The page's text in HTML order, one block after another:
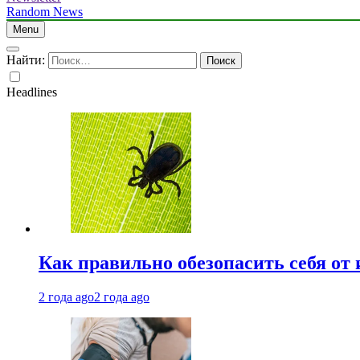
Random News
Menu
Найти:
Headlines
Как правильно обезопасить себя
2 года ago2 года ago